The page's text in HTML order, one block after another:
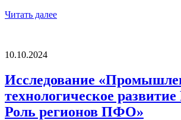
Читать далее
10.10.2024
Исследование
технологическое развитие
Роль регионов ПФО»